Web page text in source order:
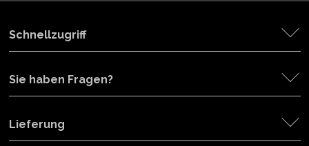
Schnellzugriff
Sie haben Fragen?
Lieferung